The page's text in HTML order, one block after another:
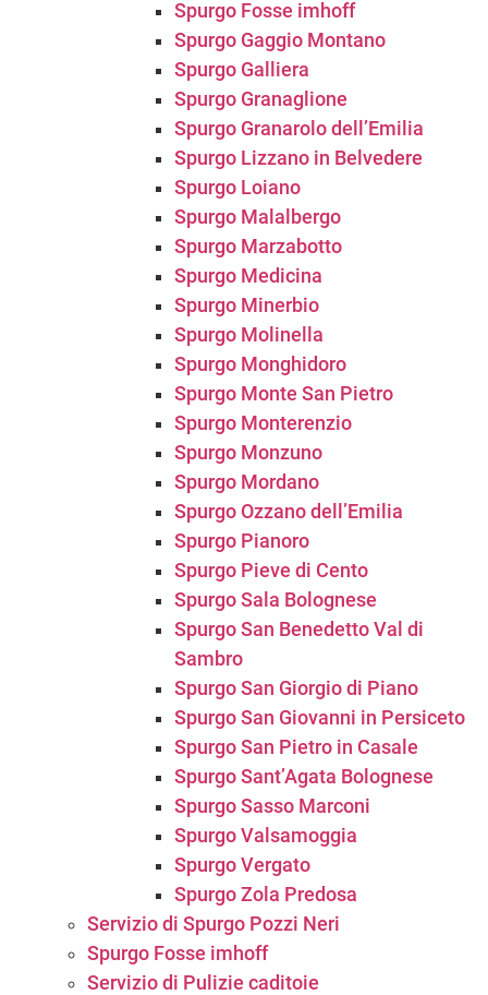
Spurgo Fosse imhoff
Spurgo Gaggio Montano
Spurgo Galliera
Spurgo Granaglione
Spurgo Granarolo dell’Emilia
Spurgo Lizzano in Belvedere
Spurgo Loiano
Spurgo Malalbergo
Spurgo Marzabotto
Spurgo Medicina
Spurgo Minerbio
Spurgo Molinella
Spurgo Monghidoro
Spurgo Monte San Pietro
Spurgo Monterenzio
Spurgo Monzuno
Spurgo Mordano
Spurgo Ozzano dell’Emilia
Spurgo Pianoro
Spurgo Pieve di Cento
Spurgo Sala Bolognese
Spurgo San Benedetto Val di
Sambro
Spurgo San Giorgio di Piano
Spurgo San Giovanni in Persiceto
Spurgo San Pietro in Casale
Spurgo Sant’Agata Bolognese
Spurgo Sasso Marconi
Spurgo Valsamoggia
Spurgo Vergato
Spurgo Zola Predosa
Servizio di Spurgo Pozzi Neri
Spurgo Fosse imhoff
Servizio di Pulizie caditoie